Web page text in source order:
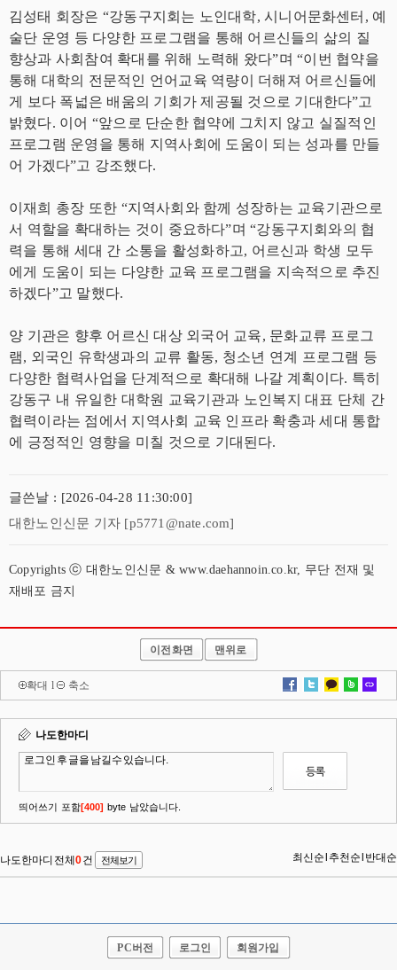
김성태 회장은 “강동구지회는 노인대학, 시니어문화센터, 예
술단 운영 등 다양한 프로그램을 통해 어르신들의 삶의 질
향상과 사회참여 확대를 위해 노력해 왔다”며 “이번 협약을
통해 대학의 전문적인 언어교육 역량이 더해져 어르신들에
게 보다 폭넓은 배움의 기회가 제공될 것으로 기대한다”고
밝혔다. 이어 “앞으로 단순한 협약에 그치지 않고 실질적인
프로그램 운영을 통해 지역사회에 도움이 되는 성과를 만들
어 가겠다”고 강조했다.
이재희 총장 또한 “지역사회와 함께 성장하는 교육기관으로
서 역할을 확대하는 것이 중요하다”며 “강동구지회와의 협
력을 통해 세대 간 소통을 활성화하고, 어르신과 학생 모두
에게 도움이 되는 다양한 교육 프로그램을 지속적으로 추진
하겠다”고 말했다.
양 기관은 향후 어르신 대상 외국어 교육, 문화교류 프로그
램, 외국인 유학생과의 교류 활동, 청소년 연계 프로그램 등
다양한 협력사업을 단계적으로 확대해 나갈 계획이다. 특히
강동구 내 유일한 대학원 교육기관과 노인복지 대표 단체 간
협력이라는 점에서 지역사회 교육 인프라 확충과 세대 통합
에 긍정적인 영향을 미칠 것으로 기대된다.
글쓴날 : [2026-04-28 11:30:00]
대한노인신문 기자 [p5771@nate.com]
Copyrights ⓒ 대한노인신문 & www.daehannoin.co.kr, 무단 전재 및
재배포 금지
이전화면 맨위로
확대 l 축소
PC버전 로그인 회원가입